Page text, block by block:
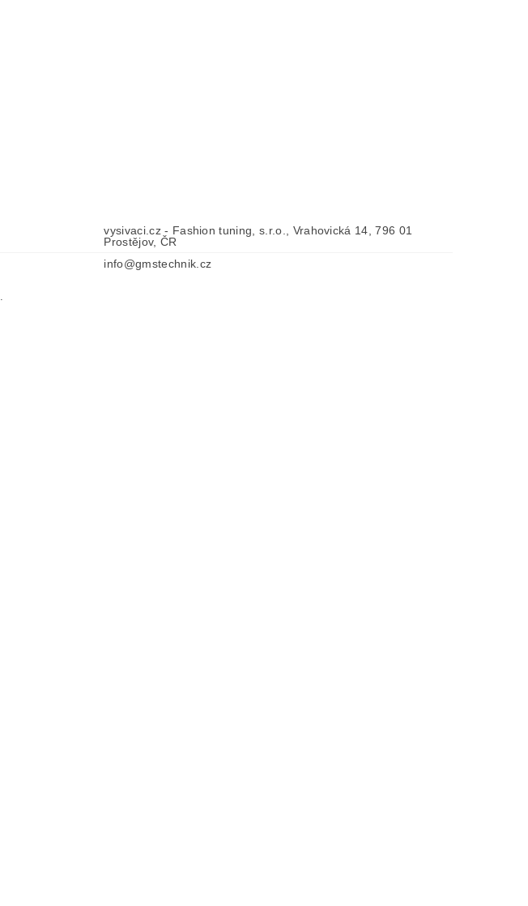
vysivaci.cz - Fashion tuning, s.r.o., Vrahovická 14, 796 01
Prostějov, ČR
info@gmstechnik.cz